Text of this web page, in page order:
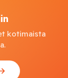
kotimaista